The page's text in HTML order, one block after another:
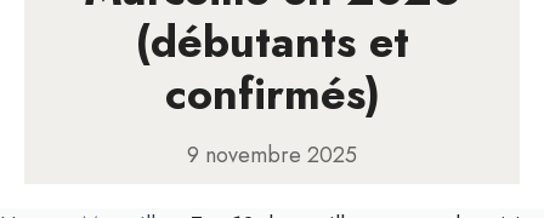
(débutants et
confirmés)
9 novembre 2025